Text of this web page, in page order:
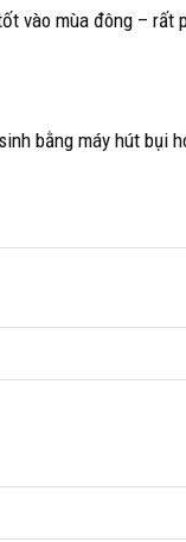
vào mùa đông – rất
bằng máy hút bụi